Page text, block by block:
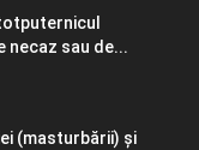
necaz sau de...
(masturbării) şi